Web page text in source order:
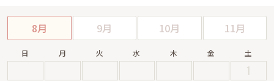
8月 9月 10月 11月
日 月 火 水 木 金 土
1